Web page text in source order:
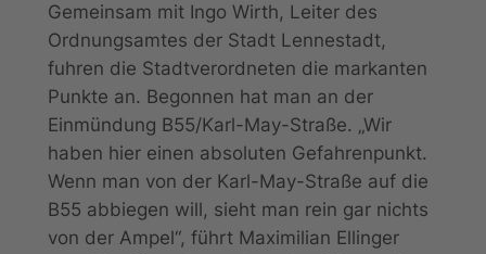
Gemeinsam mit Ingo Wirth, Leiter des
Ordnungsamtes der Stadt Lennestadt,
fuhren die Stadtverordneten die markanten
Punkte an. Begonnen hat man an der
Einmündung B55/Karl-May-Straße. „Wir
haben hier einen absoluten Gefahrenpunkt.
Wenn man von der Karl-May-Straße auf die
B55 abbiegen will, sieht man rein gar nichts
von der Ampel“, führt Maximilian Ellinger